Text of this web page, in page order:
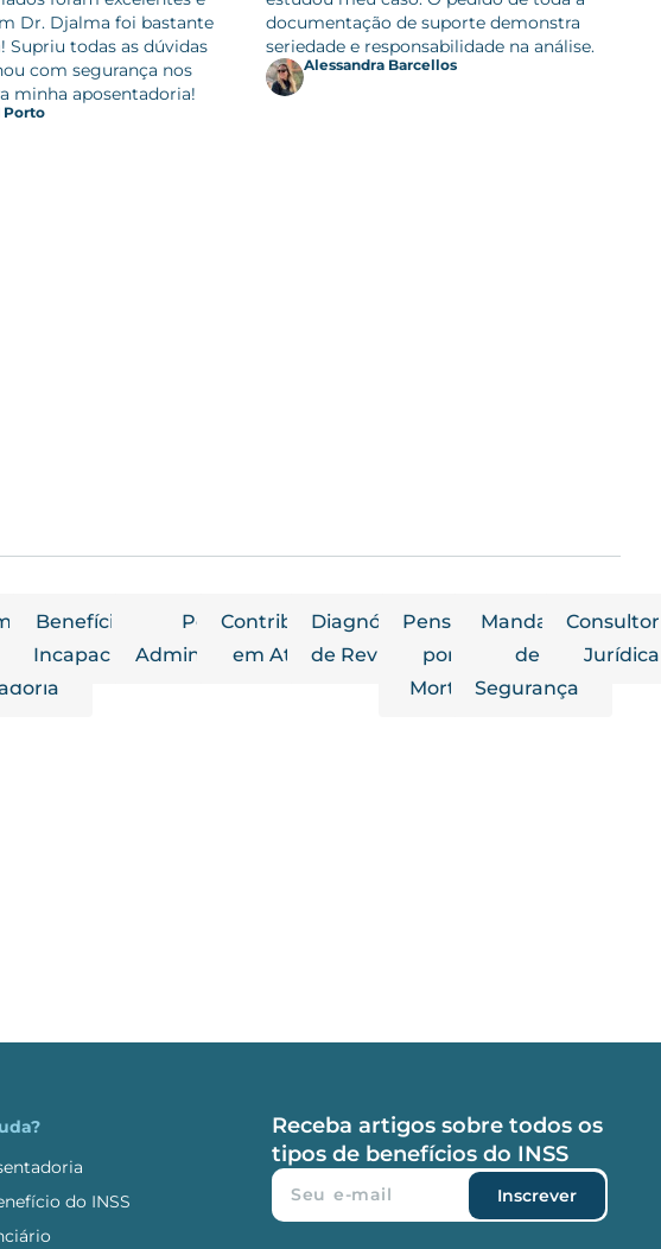
Dr. Djalma foi bastante
Supriu todas as dúvidas
com segurança nos
minha aposentadoria!
Porto
documentação de suporte demonstra
seriedade e responsabilidade na análise.
Alessandra Barcellos
Benefício por
Incapacidade
Peças
Administrativas
Contribuição
em Atraso
Diagnóstico
de Revisões
Pensão
por
Morte
Mandado
de
Segurança
Jurídica
do INSS
Receba artigos sobre todos os
tipos de benefícios do INSS
Inscrever